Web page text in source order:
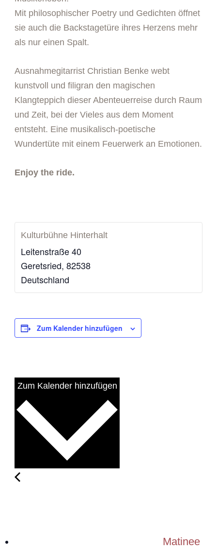
Mit philosophischer Poetry und Gedichten öffnet
sie auch die Backstagetüre ihres Herzens mehr
als nur einen Spalt.
Ausnahmegitarrist Christian Benke webt
kunstvoll und filigran den magischen
Klangteppich dieser Abenteuerreise durch Raum
und Zeit, bei der Vieles aus dem Moment
entsteht. Eine musikalisch-poetische
Wundertüte mit einem Feuerwerk an Emotionen.
Enjoy the ride.
Kulturbühne Hinterhalt
Leitenstraße 40
Geretsried, 82538
Deutschland
Zum Kalender hinzufügen
Matinee